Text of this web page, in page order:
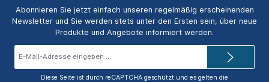
Abonnieren Sie jetzt einfach unseren regelmäßig erscheinenden
Newsletter und Sie werden stets unter den Ersten sein, über neue
Produkte und Angebote informiert werden.
Diese Seite ist durch reCAPTCHA geschützt und es gelten die